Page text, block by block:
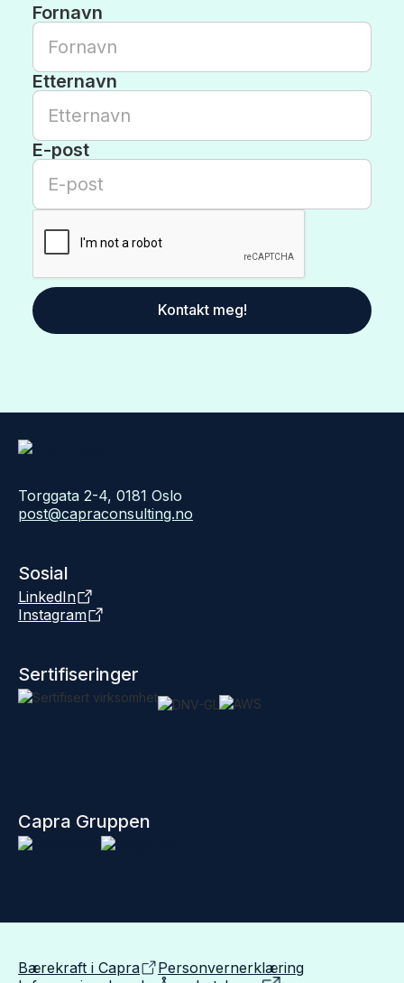
Fornavn
Etternavn
E-post
Torggata 2-4, 0181 Oslo
post@capraconsulting.no
Sosial
LinkedIn
Instagram
Sertifiseringer
Capra Gruppen
Bærekraft i Capra
Personvernerklæring